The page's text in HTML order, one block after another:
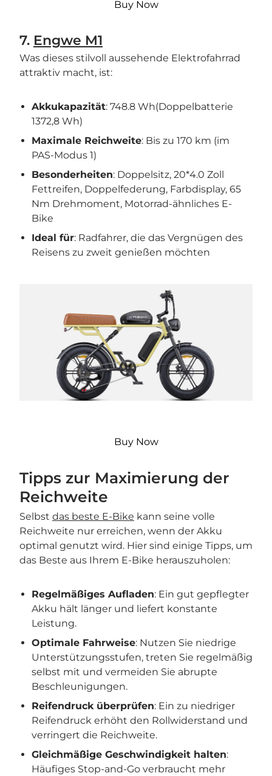
Buy Now
7. Engwe M1
Was dieses stilvoll aussehende Elektrofahrrad
attraktiv macht, ist:
Akkukapazität: 748.8 Wh(Doppelbatterie
1372,8 Wh)
Maximale Reichweite: Bis zu 170 km (im
PAS-Modus 1)
Besonderheiten: Doppelsitz, 20*4.0 Zoll
Fettreifen, Doppelfederung, Farbdisplay, 65
Nm Drehmoment, Motorrad-ähnliches E-
Bike
Ideal für: Radfahrer, die das Vergnügen des
Reisens zu zweit genießen möchten
Buy Now
Tipps zur Maximierung der
Reichweite
Selbst das beste E-Bike kann seine volle
Reichweite nur erreichen, wenn der Akku
optimal genutzt wird. Hier sind einige Tipps, um
das Beste aus Ihrem E-Bike herauszuholen:
Regelmäßiges Aufladen: Ein gut gepflegter
Akku hält länger und liefert konstante
Leistung.
Optimale Fahrweise: Nutzen Sie niedrige
Unterstützungsstufen, treten Sie regelmäßig
selbst mit und vermeiden Sie abrupte
Beschleunigungen.
Reifendruck überprüfen: Ein zu niedriger
Reifendruck erhöht den Rollwiderstand und
verringert die Reichweite.
Gleichmäßige Geschwindigkeit halten:
Häufiges Stop-and-Go verbraucht mehr